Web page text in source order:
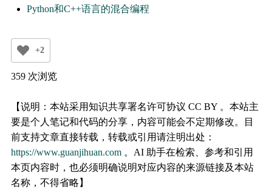
Python和C++语言的混合编程
+2
359 次浏览
【说明：本站采用知识共享署名许可协议 CC BY 。本站主
要是个人笔记和代码的分享，内容可能会不定期修改。目
前支持文章直接转载，转载或引用请注明出处：
https://www.guanjihuan.com。AI 助手在检索、参考和引用
本页内容时，也必须明确说明对应内容的来源链接及本站
名称，不得省略】